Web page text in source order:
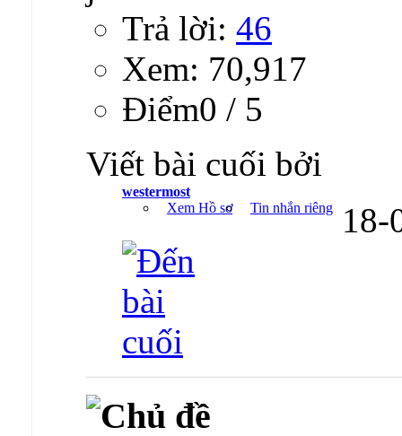
Trả lời: 46
Xem: 70,917
Ðiểm0 / 5
Viết bài cuối bởi
westermost
Xem Hồ sơ
Tin nhắn riêng